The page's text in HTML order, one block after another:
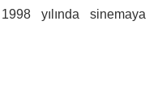
yılında sinemaya